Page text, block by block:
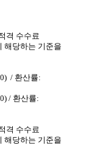
격 수수료
해당하는 기준을
/ 환산률:
/ 환산률:
격 수수료
해당하는 기준을